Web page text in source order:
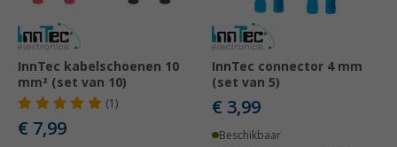
InnTec kabelschoenen 10
mm² (set van 10)
(1)
€ 7,99
InnTec connector 4 mm
(set van 5)
€ 3,99
Beschikbaar